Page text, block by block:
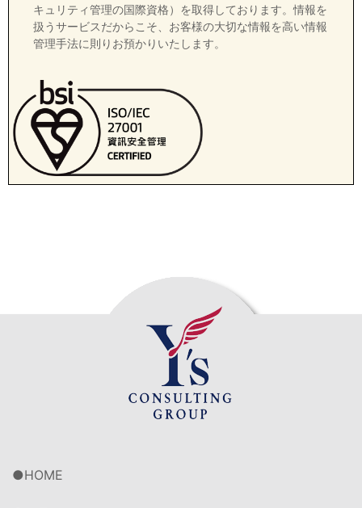
キュリティ管理の国際資格）を取得しております。情報を
扱うサービスだからこそ、お客様の大切な情報を高い情報
管理手法に則りお預かりいたします。
HOME